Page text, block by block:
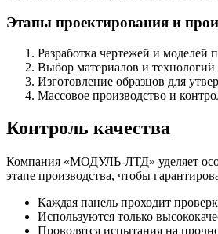
Этапы проектирования и
Разработка чертежей и моделей
Выбор материалов и технологий
Изготовление образцов для
Массовое производство и
Контроль качества
Компания «МОДУЛЬ-ЛТД» уделяет
этапе производства, чтобы
Каждая панель проходит
Используются только
Проводятся испытания на